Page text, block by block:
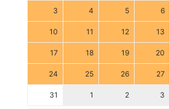
3 4 5 6
10 11 12 13
17 18 19 20
24 25 26 27
31 1 2 3